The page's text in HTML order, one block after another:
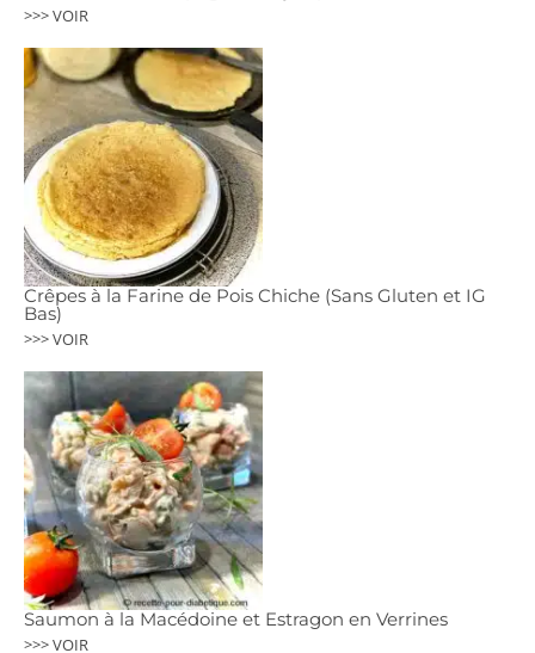
>>> VOIR
Crêpes à la Farine de Pois Chiche (Sans Gluten et IG
Bas)
>>> VOIR
Saumon à la Macédoine et Estragon en Verrines
>>> VOIR